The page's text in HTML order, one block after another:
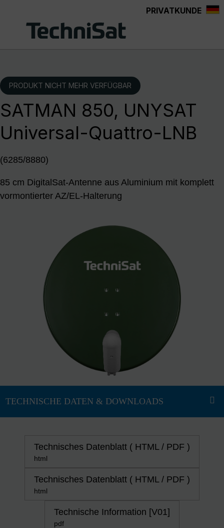
PRIVATKUNDE
PRODUKT NICHT MEHR VERFÜGBAR
SATMAN 850, UNYSAT
Universal-Quattro-LNB
(6285/8880)
85 cm DigitalSat-Antenne aus Aluminium mit komplett
vormontierter AZ/EL-Halterung
Technisches Datenblatt ( HTML / PDF )
html
Technisches Datenblatt ( HTML / PDF )
html
Technische Information [V01]
pdf